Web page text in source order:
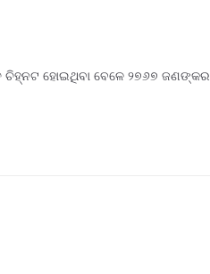
ଚିହ୍ନଟ ହୋଇଥିବା ବେଳେ ୨୭୬୭ ଜଣଙ୍କର